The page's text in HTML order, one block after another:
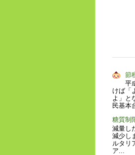
節
平
けば「
よ」と
民基本
糖質制
減量し
減少し
ルタリ
ア...